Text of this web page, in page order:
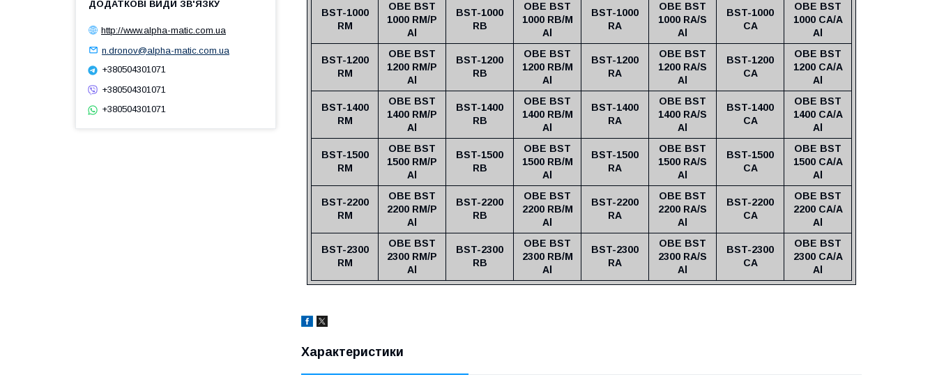
BST-1000
RM
OBE BST
1000 RM/P
Al
BST-1000
RB
OBE BST
1000 RB/M
Al
BST-1000
RA
OBE BST
1000 RA/S
Al
BST-1000
CA
OBE BST
1000 CA/A
Al
BST-1200
RM
OBE BST
1200 RM/P
Al
BST-1200
RB
OBE BST
1200 RB/M
Al
BST-1200
RA
OBE BST
1200 RA/S
Al
BST-1200
CA
OBE BST
1200 CA/A
Al
BST-1400
RM
OBE BST
1400 RM/P
Al
BST-1400
RB
OBE BST
1400 RB/M
Al
BST-1400
RA
OBE BST
1400 RA/S
Al
BST-1400
CA
OBE BST
1400 CA/A
Al
BST-1500
RM
OBE BST
1500 RM/P
Al
BST-1500
RB
OBE BST
1500 RB/M
Al
BST-1500
RA
OBE BST
1500 RA/S
Al
BST-1500
CA
OBE BST
1500 CA/A
Al
BST-2200
RM
OBE BST
2200 RM/P
Al
BST-2200
RB
OBE BST
2200 RB/M
Al
BST-2200
RA
OBE BST
2200 RA/S
Al
BST-2200
CA
OBE BST
2200 CA/A
Al
BST-2300
RM
OBE BST
2300 RM/P
Al
BST-2300
RB
OBE BST
2300 RB/M
Al
BST-2300
RA
OBE BST
2300 RA/S
Al
BST-2300
CA
OBE BST
2300 CA/A
Al
Характеристики
http://www.alpha-matic.com.ua
n.dronov@alpha-matic.com.ua
+380504301071
+380504301071
+380504301071